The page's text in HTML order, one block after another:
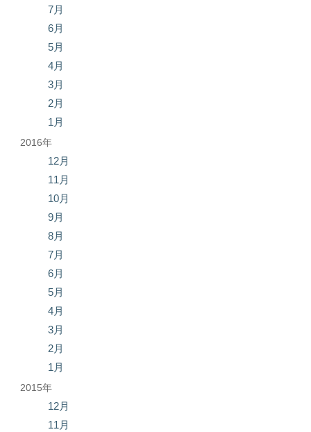
7月
6月
5月
4月
3月
2月
1月
2016年
12月
11月
10月
9月
8月
7月
6月
5月
4月
3月
2月
1月
2015年
12月
11月